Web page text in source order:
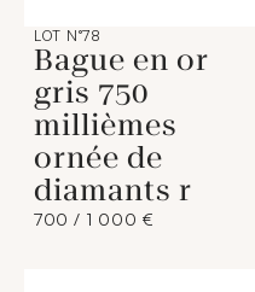
LOT N°78
Bague en or
gris 750
millièmes
ornée de
diamants r
700 / 1 000 €